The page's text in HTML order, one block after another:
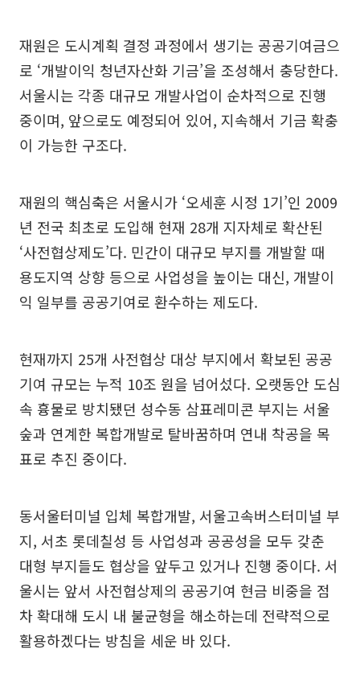
재원은 도시계획 결정 과정에서 생기는 공공기여금으
로 ‘개발이익 청년자산화 기금’을 조성해서 충당한다.
서울시는 각종 대규모 개발사업이 순차적으로 진행
중이며, 앞으로도 예정되어 있어, 지속해서 기금 확충
이 가능한 구조다.
재원의 핵심축은 서울시가 ‘오세훈 시정 1기’인 2009
년 전국 최초로 도입해 현재 28개 지자체로 확산된
‘사전협상제도’다. 민간이 대규모 부지를 개발할 때
용도지역 상향 등으로 사업성을 높이는 대신, 개발이
익 일부를 공공기여로 환수하는 제도다.
현재까지 25개 사전협상 대상 부지에서 확보된 공공
기여 규모는 누적 10조 원을 넘어섰다. 오랫동안 도심
속 흉물로 방치됐던 성수동 삼표레미콘 부지는 서울
숲과 연계한 복합개발로 탈바꿈하며 연내 착공을 목
표로 추진 중이다.
동서울터미널 입체 복합개발, 서울고속버스터미널 부
지, 서초 롯데칠성 등 사업성과 공공성을 모두 갖춘
대형 부지들도 협상을 앞두고 있거나 진행 중이다. 서
울시는 앞서 사전협상제의 공공기여 현금 비중을 점
차 확대해 도시 내 불균형을 해소하는데 전략적으로
활용하겠다는 방침을 세운 바 있다.